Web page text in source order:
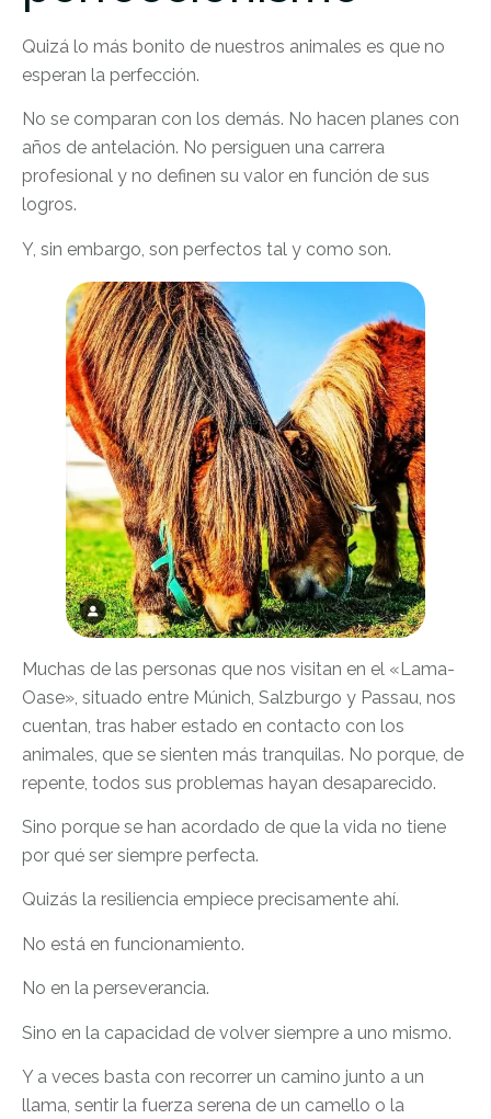
Quizá lo más bonito de nuestros animales es que no
esperan la perfección.
No se comparan con los demás. No hacen planes con
años de antelación. No persiguen una carrera
profesional y no definen su valor en función de sus
logros.
Y, sin embargo, son perfectos tal y como son.
Muchas de las personas que nos visitan en el «Lama-
Oase», situado entre Múnich, Salzburgo y Passau, nos
cuentan, tras haber estado en contacto con los
animales, que se sienten más tranquilas. No porque, de
repente, todos sus problemas hayan desaparecido.
Sino porque se han acordado de que la vida no tiene
por qué ser siempre perfecta.
Quizás la resiliencia empiece precisamente ahí.
No está en funcionamiento.
No en la perseverancia.
Sino en la capacidad de volver siempre a uno mismo.
Y a veces basta con recorrer un camino junto a un
llama, sentir la fuerza serena de un camello o la